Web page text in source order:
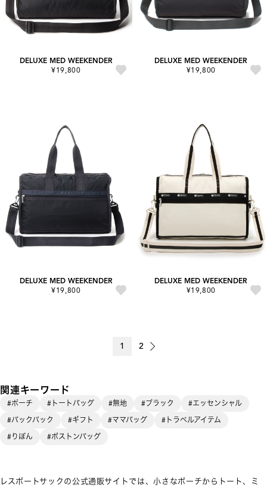
DELUXE MED WEEKENDER
¥19,800
DELUXE MED WEEKENDER
¥19,800
DELUXE MED WEEKENDER
¥19,800
DELUXE MED WEEKENDER
¥19,800
1 2
関連キーワード
#ポーチ #トートバッグ #無地 #ブラック
#エッセンシャル
#バックパック
#ギフト #ママバッグ
#トラベルアイテム
#りぼん
#ボストンバッグ
レスポートサックの公式通販サイトでは、小さなポーチからトート、ミ